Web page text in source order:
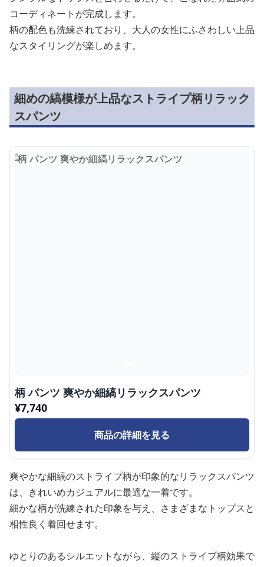
コーディネートが完成します。
柄の配色も洗練されており、大人の女性にふさわしい上品
なスタイリングが楽しめます。
細めの縞模様が上品なストライプ柄リラック
スパンツ
柄 パンツ 爽やか細縞リラックスパンツ
¥7,740
商品の詳細を見る
爽やかな細縞のストライプ柄が印象的なリラックスパンツ
は、きれいめカジュアルに最適な一着です。
細かな柄が洗練された印象を与え、さまざまなトップスと
相性良く着回せます。
ゆとりのあるシルエットながら、縦のストライプ柄効果で